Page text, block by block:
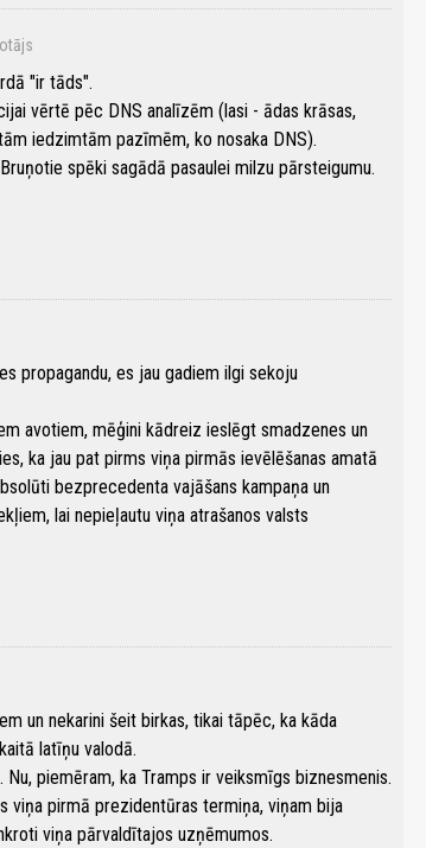
"ir tāds".
vērtē pēc DNS analīzēm (lasi - ādas krāsas,
iedzimtām pazīmēm, ko nosaka DNS).
spēki sagādā pasaulei milzu pārsteigumu.
propagandu, es jau gadiem ilgi sekoju
avotiem, mēģini kādreiz ieslēgt smadzenes un
ka jau pat pirms viņa pirmās ievēlēšanas amatā
bezprecedenta vajāšans kampaņa un
lai nepieļautu viņa atrašanos valsts
un nekarini šeit birkas, tikai tāpēc, ka kāda
latīņu valodā.
piemēram, ka Tramps ir veiksmīgs biznesmenis.
viņa pirmā prezidentūras termiņa, viņam bija
viņa pārvaldītajos uzņēmumos.